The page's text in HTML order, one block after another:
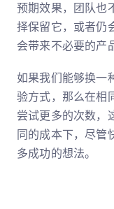
预期效果，团队也
择保留它，或者仍
会带来不必要的产
如果我们能够换一
验方式，那么在相
尝试更多的次数，
同的成本下，尽管
多成功的想法。